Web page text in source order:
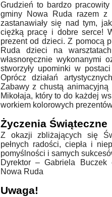
Grudzień to bardzo
gminy Nowa Ruda razem z
zastanawiały się nad tym,
ciężką pracę i dobre serce!
prezent od dzieci. Z pomocą
Ruda dzieci na
własnoręcznie wykonanymi
stworzyły upominki w
Oprócz działań
Zabawy z chustą animacyjną
Mikołaja, który to do każdej
workiem kolorowych
Życzenia Świąteczne
Z okazji zbliżających się
pełnych radości, ciepła i
pomyślności i samych
Dyrektor – Gabriela Buczek
Nowa Ruda
Uwaga!